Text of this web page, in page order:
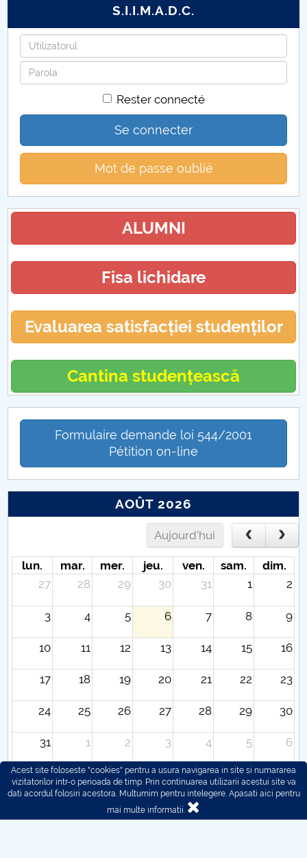
S.I.I.M.A.D.C.
Identifiant
Mot
de
Rester connecté
Se connecter
Mot de passe oublié
ALUMNI
Fisa lichidare
Evaluarea satisfacției studenților
Cantina studențească
Formulaire demande loi 544/2001
Pétition on-line
AOÛT 2026
Aujourd'hui
lun. mar. mer. jeu. ven. sam.
dim.
27
28 29 30 31 1 2
3 4 5 6 7 8 9
10 11 12 13 14 15 16
17 18 19 20 21 22 23
24 25 26 27 28 29 30
31 1 2 3 4 5 6
Acest site foloseste "cookies" pentru a usura navigarea in site si numararea
vizitatorilor intr-o perioada de timp. Prin continuarea utilizarii acestui site va
dati acordul folosiri acestora. Multumim pentru intelegere. Apasati aici pentru
mai multe informatii.